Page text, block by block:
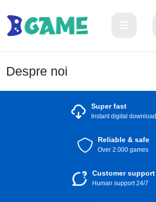
Despre noi
Super fast
Instant digital download
Reliable & safe
Over 2.000 games
Customer support
Human support 24/7